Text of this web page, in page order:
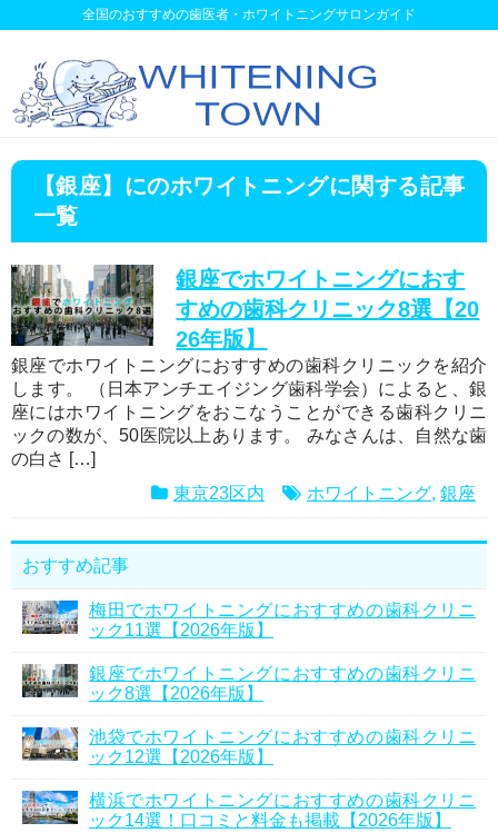
全国のおすすめの歯医者・ホワイトニングサロンガイド
【銀座】にのホワイトニングに関する記事
一覧
銀座でホワイトニングにおす
すめの歯科クリニック8選【20
26年版】
銀座でホワイトニングにおすすめの歯科クリニックを紹介
します。 （日本アンチエイジング歯科学会）によると、銀
座にはホワイトニングをおこなうことができる歯科クリニ
ックの数が、50医院以上あります。 みなさんは、自然な歯
の白さ […]
東京23区内
ホワイトニング, 銀座
おすすめ記事
梅田でホワイトニングにおすすめの歯科クリニ
ック11選【2026年版】
銀座でホワイトニングにおすすめの歯科クリニ
ック8選【2026年版】
池袋でホワイトニングにおすすめの歯科クリニ
ック12選【2026年版】
横浜でホワイトニングにおすすめの歯科クリニ
ック14選！口コミと料金も掲載【2026年版】